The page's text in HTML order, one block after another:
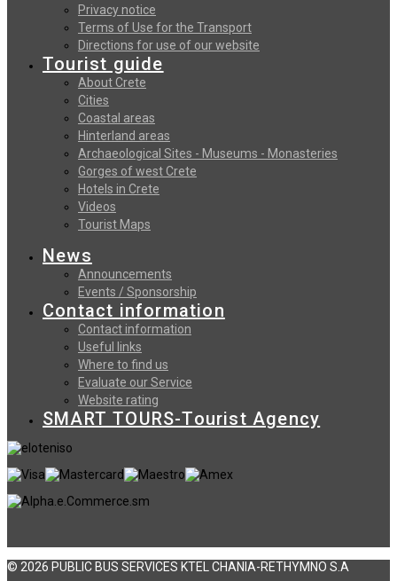
Privacy notice
Terms of Use for the Transport
Directions for use of our website
Tourist guide
About Crete
Cities
Coastal areas
Hinterland areas
Archaeological Sites - Museums - Monasteries
Gorges of west Crete
Hotels in Crete
Videos
Tourist Maps
News
Announcements
Events / Sponsorship
Contact information
Contact information
Useful links
Where to find us
Evaluate our Service
Website rating
SMART TOURS-Tourist Agency
© 2026 PUBLIC BUS SERVICES KTEL CHANIA-RETHYMNO S.A